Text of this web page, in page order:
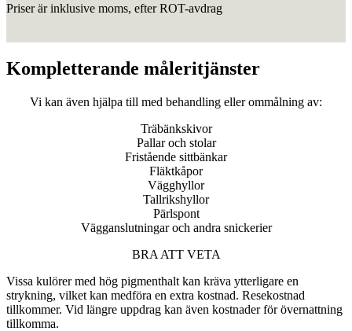
Priser är inklusive moms, efter ROT-avdrag
Kompletterande måleritjänster
Vi kan även hjälpa till med behandling eller ommålning av:
Träbänkskivor
Pallar och stolar
Fristående sittbänkar
Fläktkåpor
Vägghyllor
Tallrikshyllor
Pärlspont
Vägganslutningar och andra snickerier
BRA ATT VETA
Vissa kulörer med hög pigmenthalt kan kräva ytterligare en
strykning, vilket kan medföra en extra kostnad. Resekostnad
tillkommer. Vid längre uppdrag kan även kostnader för övernattning
tillkomma.